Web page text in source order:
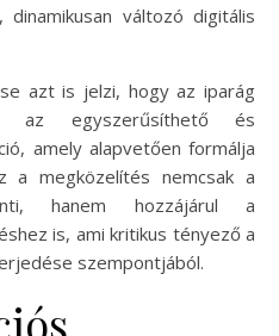
változó digitális
azt is jelzi, hogy az iparág
az egyszerűsíthető és
amely alapvetően formálja
a megközelítés nemcsak a
hanem hozzájárul a
is, ami kritikus tényező a
szempontjából.